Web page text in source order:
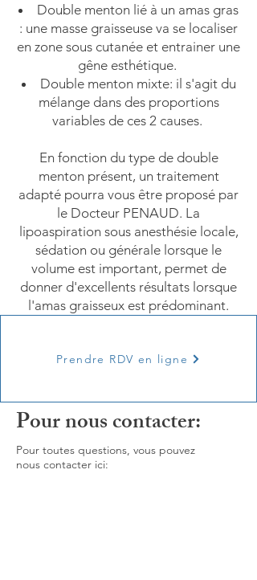
Double menton lié à un amas gras
: une masse graisseuse va se localiser
en zone sous cutanée et entrainer une
gêne esthétique.
Double menton mixte: il s'agit du
mélange dans des proportions
variables de ces 2 causes.
En fonction du type de double
menton présent, un traitement
adapté pourra vous être proposé par
le Docteur PENAUD. La
lipoaspiration sous anesthésie locale,
sédation ou générale lorsque le
volume est important, permet de
donner d'excellents résultats lorsque
l'amas graisseux est prédominant.
Prendre RDV en ligne
Pour nous contacter:
Pour toutes questions, vous pouvez
nous contacter ici: